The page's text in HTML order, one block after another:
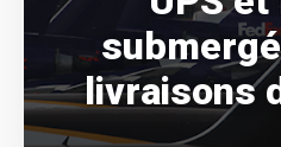
livraisons